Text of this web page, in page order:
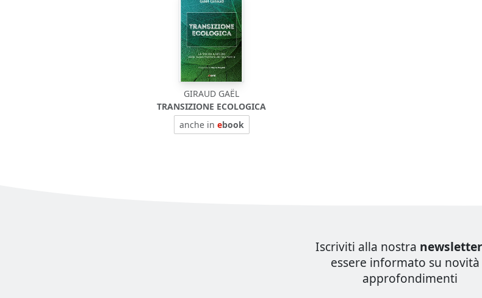
GIRAUD GAËL
TRANSIZIONE ECOLOGICA
anche in ebook
Iscriviti alla nostra newsletter
essere informato su novità
approfondimenti